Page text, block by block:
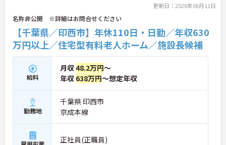
自の福利厚生も大変充実しています。介護福祉士の
資格とご経験を活かしながら、充実した待遇のもと
で新しい施設を作り上げるやりがいを感じていただ
ける、大変おすすめの求人となっております。
★おすすめPOINT★
【安定した高収入と充実の福利厚生】
・想定年収530万円以上と高い給与水準に加えて業
績による決算賞与の支給があります
・確定給付企業年金への加入や勤続3年以上の退職
・会員制リゾート施設の利用や医療費の付加給付な
ど嬉しい待遇が揃っております
【ワークライフバランスを大切にできる環境】
・緊急時を除いて基本日勤のみの勤務となり残業も
更新日：2026年06月11日
名称非公開 ※詳細はお問合せください
【千葉県／印西市】年休110日・日勤／年収630
万円以上／住宅型有料老人ホーム／施設長候補
給料
月収48.2万円～
年収 638万円～想定年収
勤務地
千葉県 印西市
京成本線
正社員(正職員)